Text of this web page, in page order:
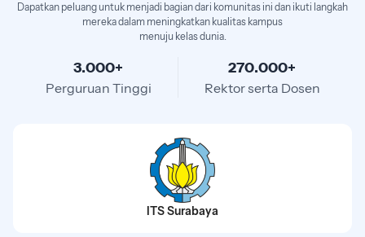
Dapatkan peluang untuk menjadi bagian dari komunitas ini dan ikuti langkah
mereka dalam meningkatkan kualitas kampus
menuju kelas dunia.
3.000+
Perguruan Tinggi
270.000+
Rektor serta Dosen
ITS Surabaya